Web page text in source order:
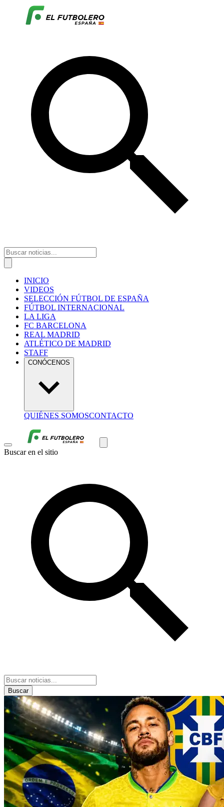
INICIO
VIDEOS
SELECCIÓN FÚTBOL DE ESPAÑA
FÚTBOL INTERNACIONAL
LA LIGA
FC BARCELONA
REAL MADRID
ATLÉTICO DE MADRID
STAFF
CONÓCENOS
QUIÉNES SOMOSCONTACTO
Buscar en el sitio
Buscar